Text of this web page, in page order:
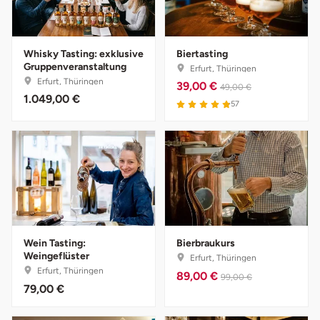
Whisky Tasting: exklusive
Gruppenveranstaltung
Erfurt, Thüringen
1.049,00 €
Biertasting
Erfurt, Thüringen
39,00 € 49,00 €
4.9 von 5
57
Wein Tasting:
Weingeflüster
Erfurt, Thüringen
79,00 €
Bierbraukurs
Erfurt, Thüringen
89,00 € 99,00 €
Halle
Hamburg
Hanau
Haßfurt
Heidelberg
Heilbronn